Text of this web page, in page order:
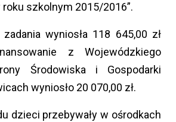
szkolnym 2015/2016”.
wyniosła 118 645,00 zł
z Wojewódzkiego
Środowiska i Gospodarki
wyniosło 20 070,00 zł.
dzieci przebywały w ośrodkach